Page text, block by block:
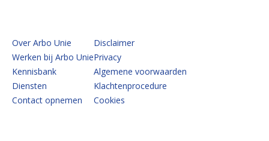
Over Arbo Unie
Werken bij Arbo Unie
Kennisbank
Diensten
Contact opnemen
Disclaimer
Privacy
Algemene voorwaarden
Klachtenprocedure
Cookies